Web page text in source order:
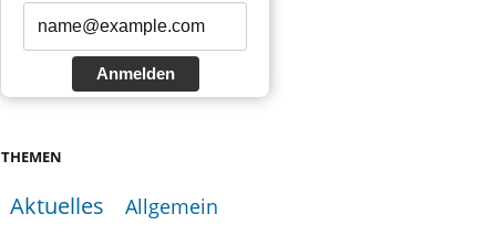
Anmelden
THEMEN
Aktuelles Allgemein